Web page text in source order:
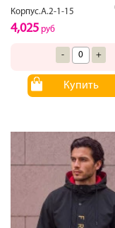
Корпус.А.2-1-15
4,025 руб
- +
Купить